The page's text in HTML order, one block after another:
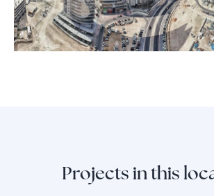
Projects in this